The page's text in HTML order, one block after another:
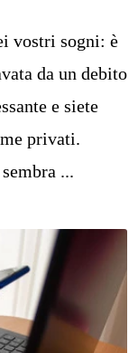
vostri sogni: è
da un debito
e siete
privati.
...